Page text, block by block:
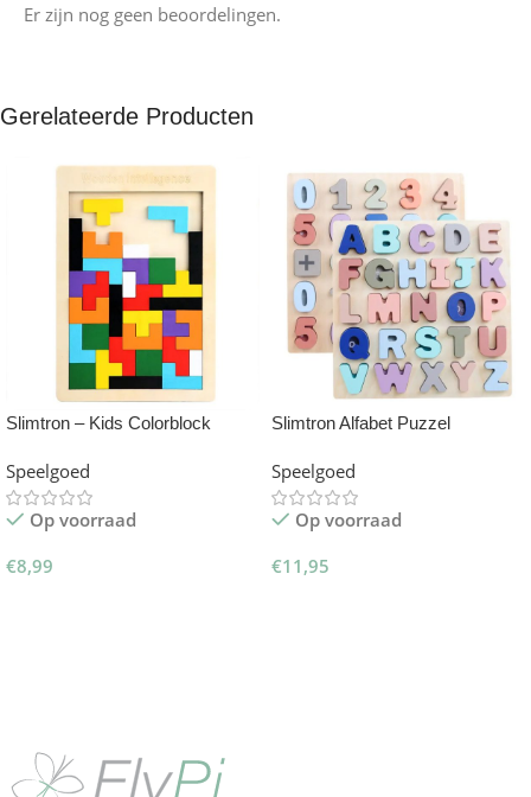
Er zijn nog geen beoordelingen.
Gerelateerde Producten
Slimtron – Kids Colorblock
Speelgoed
Op voorraad
€8,99
Slimtron Alfabet Puzzel
Speelgoed
Op voorraad
€11,95